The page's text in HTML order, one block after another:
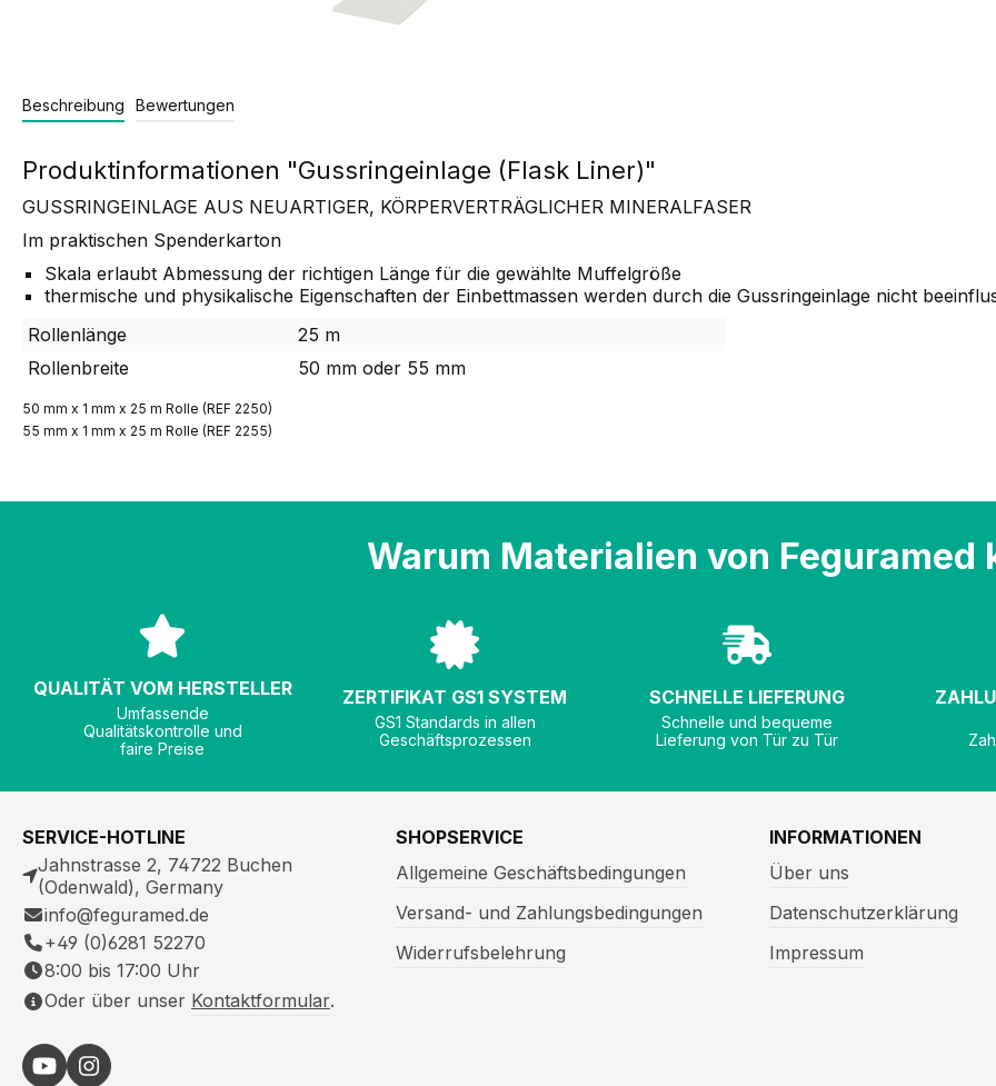
Beschreibung Bewertungen
Produktinformationen "Gussringeinlage (Flask Liner)"
GUSSRINGEINLAGE AUS NEUARTIGER, KÖRPERVERTRÄGLICHER MINERALFASER
Im praktischen Spenderkarton
Skala erlaubt Abmessung der richtigen Länge für die gewählte Muffelgröße
thermische und physikalische Eigenschaften der Einbettmassen werden durch die Gussringeinlage nicht
Rollenlänge
25 m
Rollenbreite
50 mm oder 55 mm
50 mm x 1 mm x 25 m Rolle (REF 2250)
55 mm x 1 mm x 25 m Rolle (REF 2255)
Warum Materialien von Feguramed
QUALITÄT VOM HERSTELLER
Umfassende
Qualitätskontrolle und
faire Preise
ZERTIFIKAT GS1 SYSTEM
GS1 Standards in allen
Geschäftsprozessen
SCHNELLE LIEFERUNG
Schnelle und bequeme
Lieferung von Tür zu Tür
SERVICE-HOTLINE
Jahnstrasse 2, 74722 Buchen
(Odenwald), Germany
info@feguramed.de
+49 (0)6281 52270
8:00 bis 17:00 Uhr
Oder über unser Kontaktformular.
SHOPSERVICE
Allgemeine Geschäftsbedingungen
Versand- und Zahlungsbedingungen
Widerrufsbelehrung
INFORMATIONEN
Über uns
Datenschutzerklärung
Impressum